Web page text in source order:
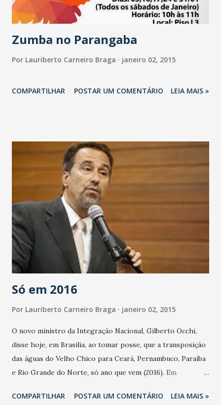
Zumba no Parangaba
Por Lauriberto Carneiro Braga janeiro 02, 2015
COMPARTILHAR POSTAR UM COMENTÁRIO LEIA MAIS »
Só em 2016
Por Lauriberto Carneiro Braga janeiro 02, 2015
O novo ministro da Integração Nacional, Gilberto Occhi,
disse hoje, em Brasília, ao tomar posse, que a transposição
das águas do Velho Chico para Ceará, Pernambuco, Paraíba
e Rio Grande do Norte, só ano que vem (2016). Em
Celso Furtado, em Brasília, tomou posse nesta manhã de
COMPARTILHAR POSTAR UM COMENTÁRIO LEIA MAIS »